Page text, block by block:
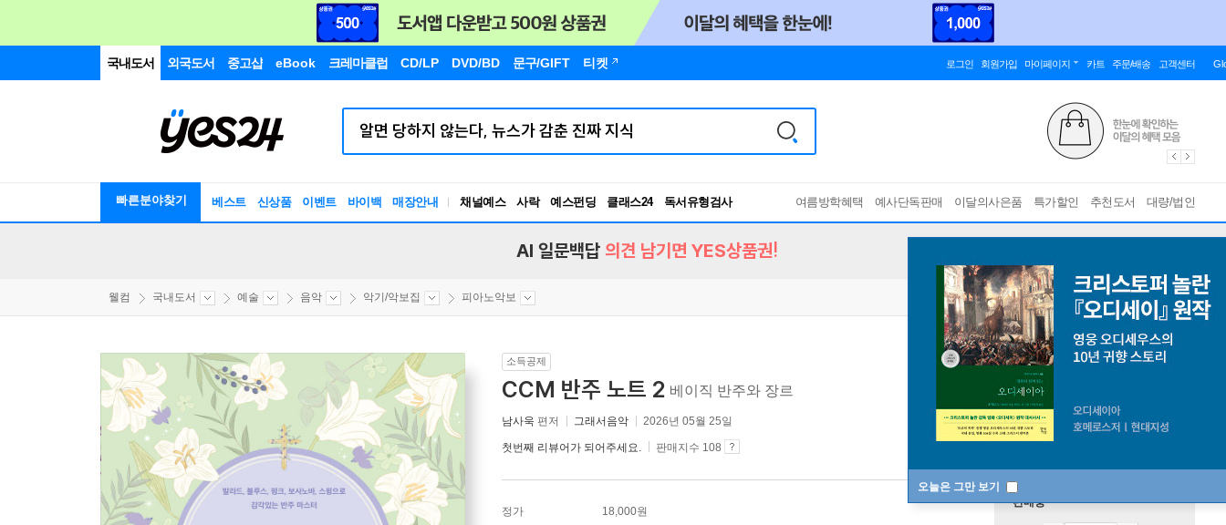
국내도서 외국도서 중고샵 eBook 크레마클럽 CD/LP DVD/BD 문구/GIFT 티켓 로그인 회원가입 마이페이지 카트 주문/배송 고객센터
빠른분야찾기 베스트 신상품 이벤트 바이백 매장안내 채널예스 사락 예스펀딩 클래스24
독서유형검사
RBTI Lab
여름방학혜택 예사단독판매 이달의사은품 특가할인 추천도서 대량/법인
오늘은 그만 보기
AI 일문백답 의견 남기면 YES상품권!
웰컴 국내도서 예술 음악 악기/악보집 피아노악보
소득공제
CCM 반주 노트 2 베이직 반주와 장르
남사욱 편저 그래서음악 2026년 05월 25일
첫번째 리뷰어가 되어주세요. 판매지수 108
정가 18,000원
판매중